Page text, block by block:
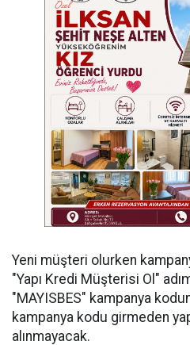
Yeni müşteri olurken
"Yapı Kredi Müşterisi Ol"
"MAYISBES" kampanya
kampanya kodu girmeden
alınmayacak.